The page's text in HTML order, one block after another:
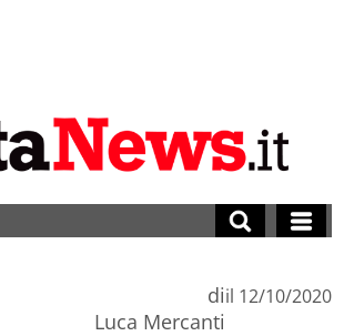
di
Luca Mercanti
il 12/10/2020